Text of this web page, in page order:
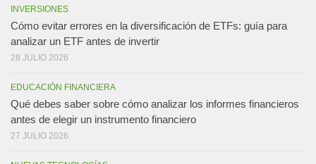
INVERSIONES
Cómo evitar errores en la diversificación de ETFs: guía para
analizar un ETF antes de invertir
28 JULIO 2026
EDUCACIÓN FINANCIERA
Qué debes saber sobre cómo analizar los informes financieros
antes de elegir un instrumento financiero
27 JULIO 2026